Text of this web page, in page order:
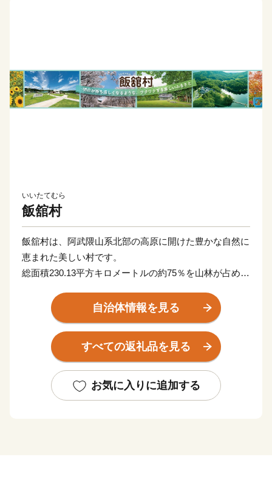
いいたてむら
飯舘村
飯舘村は、阿武隈山系北部の高原に開けた豊かな自然に
恵まれた美しい村です。
総面積230.13平方キロメートルの約75％を山林が占めた
飯樋川、南部に比曽川が流れその流域に耕地が開かれ集
落を形成しています。
年平均気温は約10度、年間降水量1,300ミリメートル前
後で高原地帯独特の冷涼な気候にあります。
れ、平成22年には「日本で最も美しい村」連合に加盟し
ました。
自治体情報を見る
すべての返礼品を見る
お気に入りに追加する